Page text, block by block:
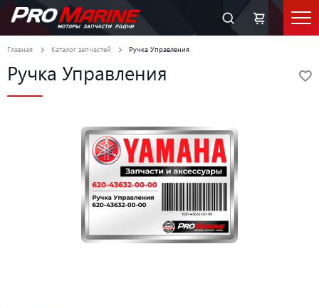
Главная Каталог запчастей Ручка Управления
Ручка Управления